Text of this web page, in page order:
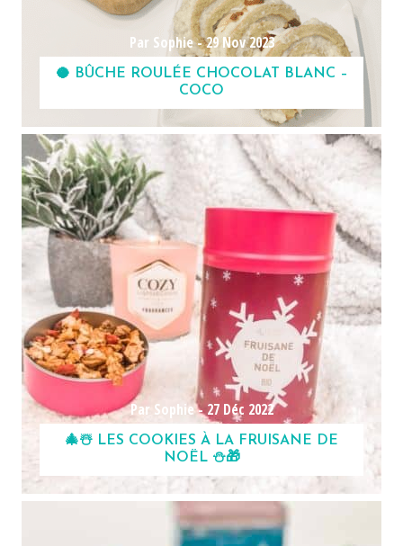
Par Sophie -29 Nov 2023
🥥 BÛCHE ROULÉE CHOCOLAT BLANC –
COCO
Par Sophie -27 Déc 2022
🎄☃️ LES COOKIES À LA FRUISANE DE
NOËL ⛄️🎁